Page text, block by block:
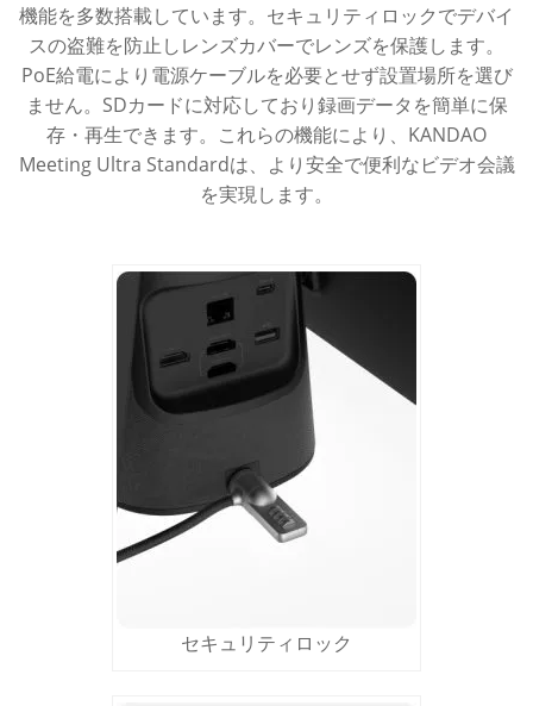
機能を多数搭載しています。セキュリティロックでデバイ
スの盗難を防止しレンズカバーでレンズを保護します。
PoE給電により電源ケーブルを必要とせず設置場所を選び
ません。SDカードに対応しており録画データを簡単に保
存・再生できます。これらの機能により、KANDAO
Meeting Ultra Standardは、より安全で便利なビデオ会議
を実現します。
セキュリティロック